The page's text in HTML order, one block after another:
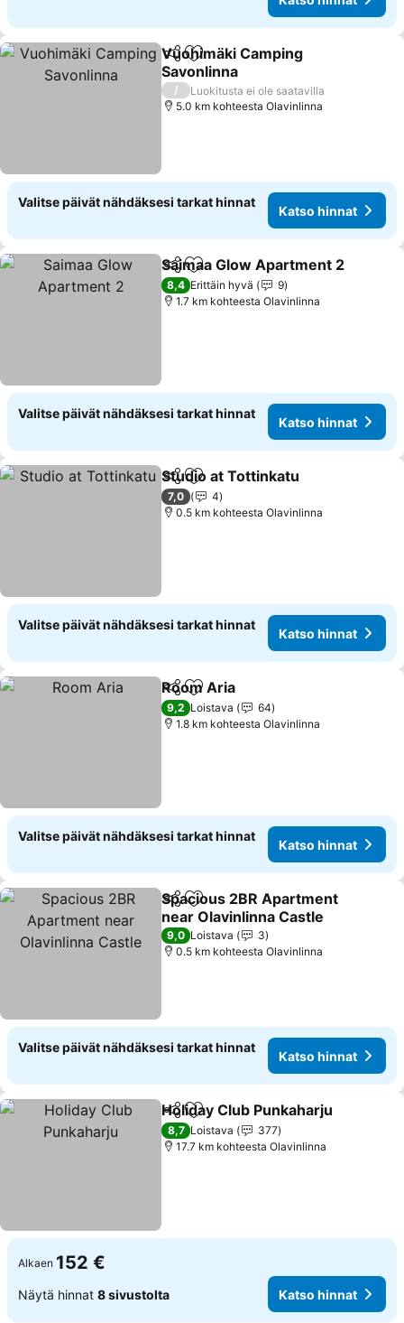
Jaa Lisää suosikkeihin
Vuohimäki Camping
Savonlinna
/
Luokitusta ei ole saatavilla
5.0 km kohteesta Olavinlinna
Valitse päivät nähdäksesi tarkat hinnat
Katso hinnat
Jaa Lisää suosikkeihin
Saimaa Glow Apartment 2
8,4 Erittäin hyvä
9
1.7 km kohteesta Olavinlinna
Valitse päivät nähdäksesi tarkat hinnat
Katso hinnat
Jaa Lisää suosikkeihin
Studio at Tottinkatu
7,0
4
0.5 km kohteesta Olavinlinna
Valitse päivät nähdäksesi tarkat hinnat
Katso hinnat
Jaa Lisää suosikkeihin
Room Aria
9,2 Loistava
64
1.8 km kohteesta Olavinlinna
Valitse päivät nähdäksesi tarkat hinnat
Katso hinnat
Jaa Lisää suosikkeihin
Spacious 2BR Apartment
near Olavinlinna Castle
9,0 Loistava
3
0.5 km kohteesta Olavinlinna
Valitse päivät nähdäksesi tarkat hinnat
Katso hinnat
Jaa Lisää suosikkeihin
Holiday Club Punkaharju
8,7 Loistava
377
17.7 km kohteesta Olavinlinna
Alkaen 152 €
Näytä hinnat 8 sivustolta Katso hinnat